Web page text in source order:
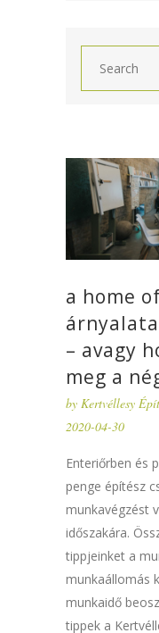
a home
árnyalata
– avagy
meg a
by Kertvéllesy
2020-04-30
Enteriőrben és
penge építész
munkavégzést
időszakára.
tippjeinket a
munkaállomás
munkaidő
tippek a